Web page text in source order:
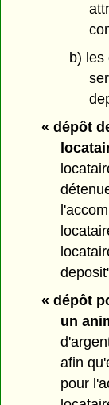
b) les
« dépôt
« dépôt
un
afin
pour